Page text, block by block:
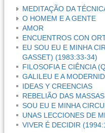
MEDITAÇÃO DA
O HOMEM E A GENTE
AMOR
ENCUENTROS CON
EU SOU EU E MINHA
GASSET) (1983:33-34)
FILOSOFIA E CIÊNCIA
GALILEU E A
IDEAS Y CREENCIAS
REBELIÃO DAS MASSAS
SOU EU E MINHA
UNAS LECCIONES DE
VIVER É DECIDIR